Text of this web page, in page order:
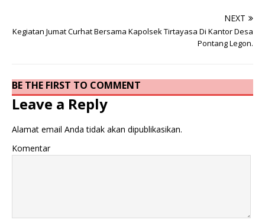
NEXT
Kegiatan Jumat Curhat Bersama Kapolsek Tirtayasa Di Kantor Desa
Pontang Legon.
BE THE FIRST TO COMMENT
Leave a Reply
Alamat email Anda tidak akan dipublikasikan.
Komentar